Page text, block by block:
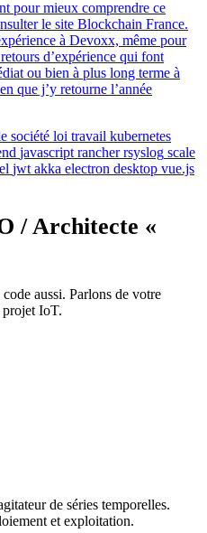
société loi travail kubernetes
javascript rancher rsyslog scale
jwt akka electron desktop vue.js
/ Architecte «
aussi. Parlons de votre
projet IoT.
de séries temporelles.
et exploitation.